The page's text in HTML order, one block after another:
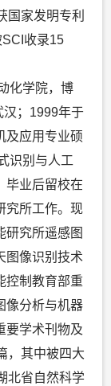
国家发明专利
收录15
化学院，博
汉；1999年于
及应用专业硕
识别与人工
毕业后留校在
究所工作。现
研究所遥感图
图像识别技术
控制教育部重
像分析与机器
要学术刊物及
，其中被四大
北省自然科学